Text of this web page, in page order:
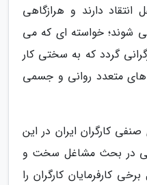
دارند و هرازگاهی
شوند؛ خواسته ای که می
گردد که به سختی کار
متعدد روانی و جسمی
کارگران ایران در این
در بحث مشاغل سخت و
کارفرمایان کارگران را